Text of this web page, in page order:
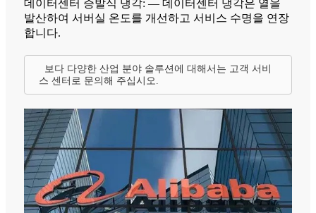
데이터센터 증발식 냉각: — 데이터센터 냉각은 열을
발산하여 서버실 온도를 개선하고 서비스 수명을 연장
합니다.
보다 다양한 산업 분야 솔루션에 대해서는 고객 서비
스 센터로 문의해 주십시오.